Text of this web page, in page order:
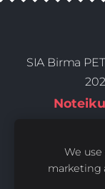
SIA Birma
We
marketing